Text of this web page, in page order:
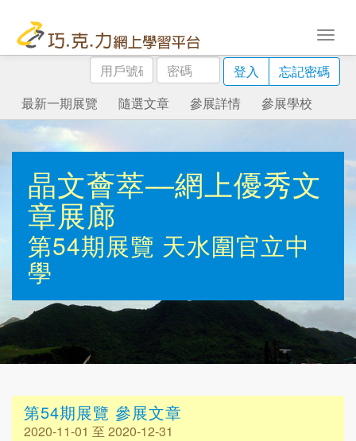
用
戶
號
碼
密
碼
登入
忘記密碼
最新一期展覽
隨選文章 參展詳情 參展學校
晶文薈萃—網上優秀文
章展廊
第54期展覽 天水圍官立中
學
第54期展覽 參展文章
2020-11-01 至 2020-12-31